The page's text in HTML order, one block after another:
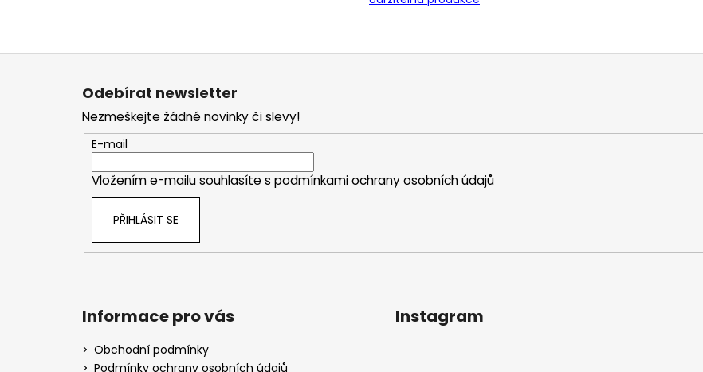
Z
Odebírat newsletter
Nezmeškejte žádné novinky či slevy!
E-mail
Vložením e-mailu souhlasíte s podmínkami ochrany osobních údajů
PŘIHLÁSIT SE
Informace pro vás
Obchodní podmínky
Podmínky ochrany osobních údajů
Instagram